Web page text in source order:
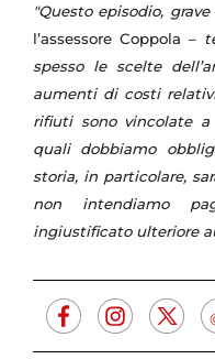
"Questo episodio, grave
l’assessore Coppola –
spesso le scelte
aumenti di costi
rifiuti sono vincolate
quali dobbiamo
storia, in particolare,
non intendiamo
ingiustificato ulteriore